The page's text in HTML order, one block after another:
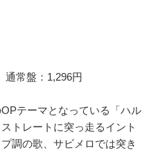
通常盤：1,296円
テーマとなっている「ハル
トレートに突っ走るイント
調の歌、サビメロでは突き